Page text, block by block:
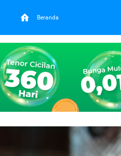
Beranda